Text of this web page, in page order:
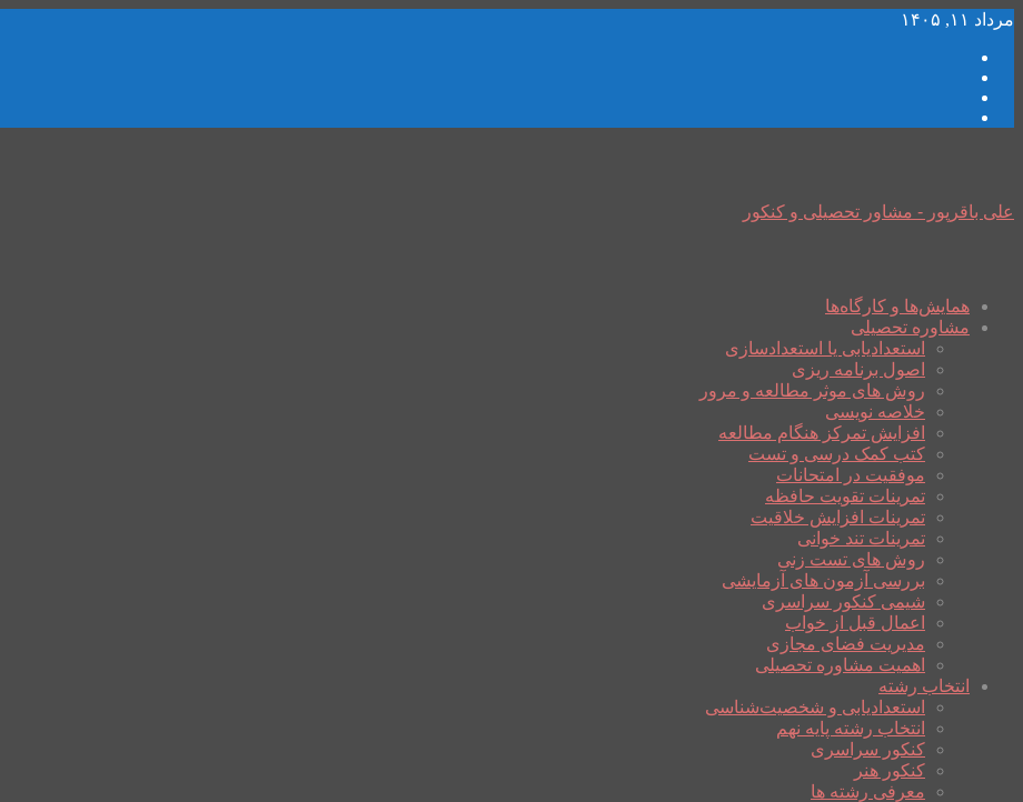
مرداد ۱۱, ۱۴۰۵
علی باقرپور - مشاور تحصیلی و کنکور
همایش‌ها و کارگاه‌ها
مشاوره تحصیلی
استعدادیابی یا استعدادسازی
اصول برنامه ریزی
روش های موثر مطالعه و مرور
خلاصه نویسی
افزایش تمرکز هنگام مطالعه
کتب کمک درسی و تست
موفقیت در امتحانات
تمرینات تقویت حافظه
تمرینات افزایش خلاقیت
تمرینات تند خوانی
روش های تست زنی
بررسی آزمون های آزمایشی
شیمی کنکور سراسری
اعمال قبل از خواب
مدیریت فضای مجازی
اهمیت مشاوره تحصیلی
انتخاب رشته
استعدادیابی و شخصیت‌شناسی
انتخاب رشته پایه نهم
کنکور سراسری
کنکور هنر
معرفی رشته ها